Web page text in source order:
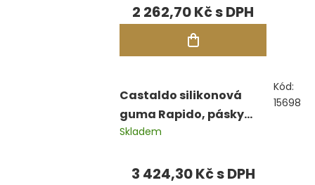
2 262,70 Kč
Castaldo silikonová
guma Rapido, pásky
2,27 kg
Skladem
3 424,30 Kč
Kód:
15698